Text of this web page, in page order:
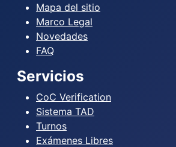
Mapa del sitio
Marco Legal
Novedades
FAQ
Servicios
CoC Verification
Sistema TAD
Turnos
Exámenes Libres